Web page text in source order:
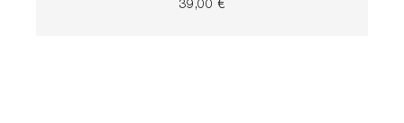
39,00 €